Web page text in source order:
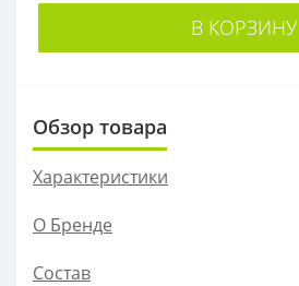
В КОРЗИНУ
Обзор товара
Характеристики
О Бренде
Состав